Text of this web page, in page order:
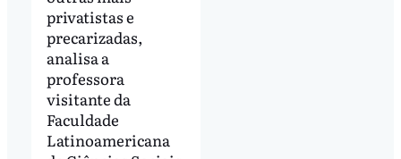
privatistas e
precarizadas,
analisa a
professora
visitante da
Faculdade
Latinoamericana